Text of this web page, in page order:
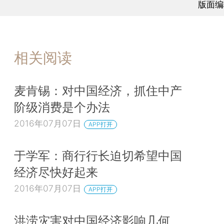
版面
相关阅读
麦肯锡：对中国经济，抓住中产
阶级消费是个办法
2016年07月07日 APP打开
于学军：商行行长迫切希望中国
经济尽快好起来
2016年07月07日 APP打开
洪涝灾害对中国经济影响几何